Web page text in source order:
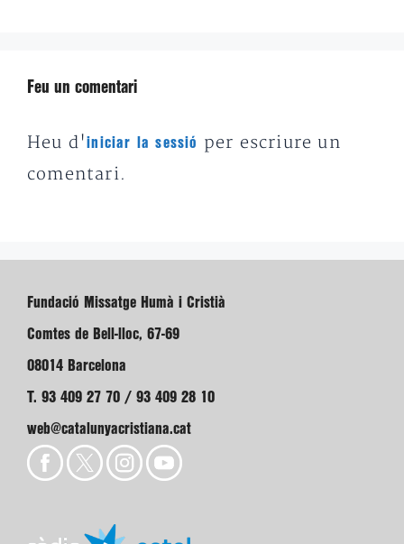
Feu un comentari
Heu d'iniciar la sessió
per escriure un
comentari.
Fundació Missatge Humà i Cristià
Comtes de Bell-lloc, 67-69
08014 Barcelona
T. 93 409 27 70 / 93 409 28 10
web@catalunyacristiana.cat